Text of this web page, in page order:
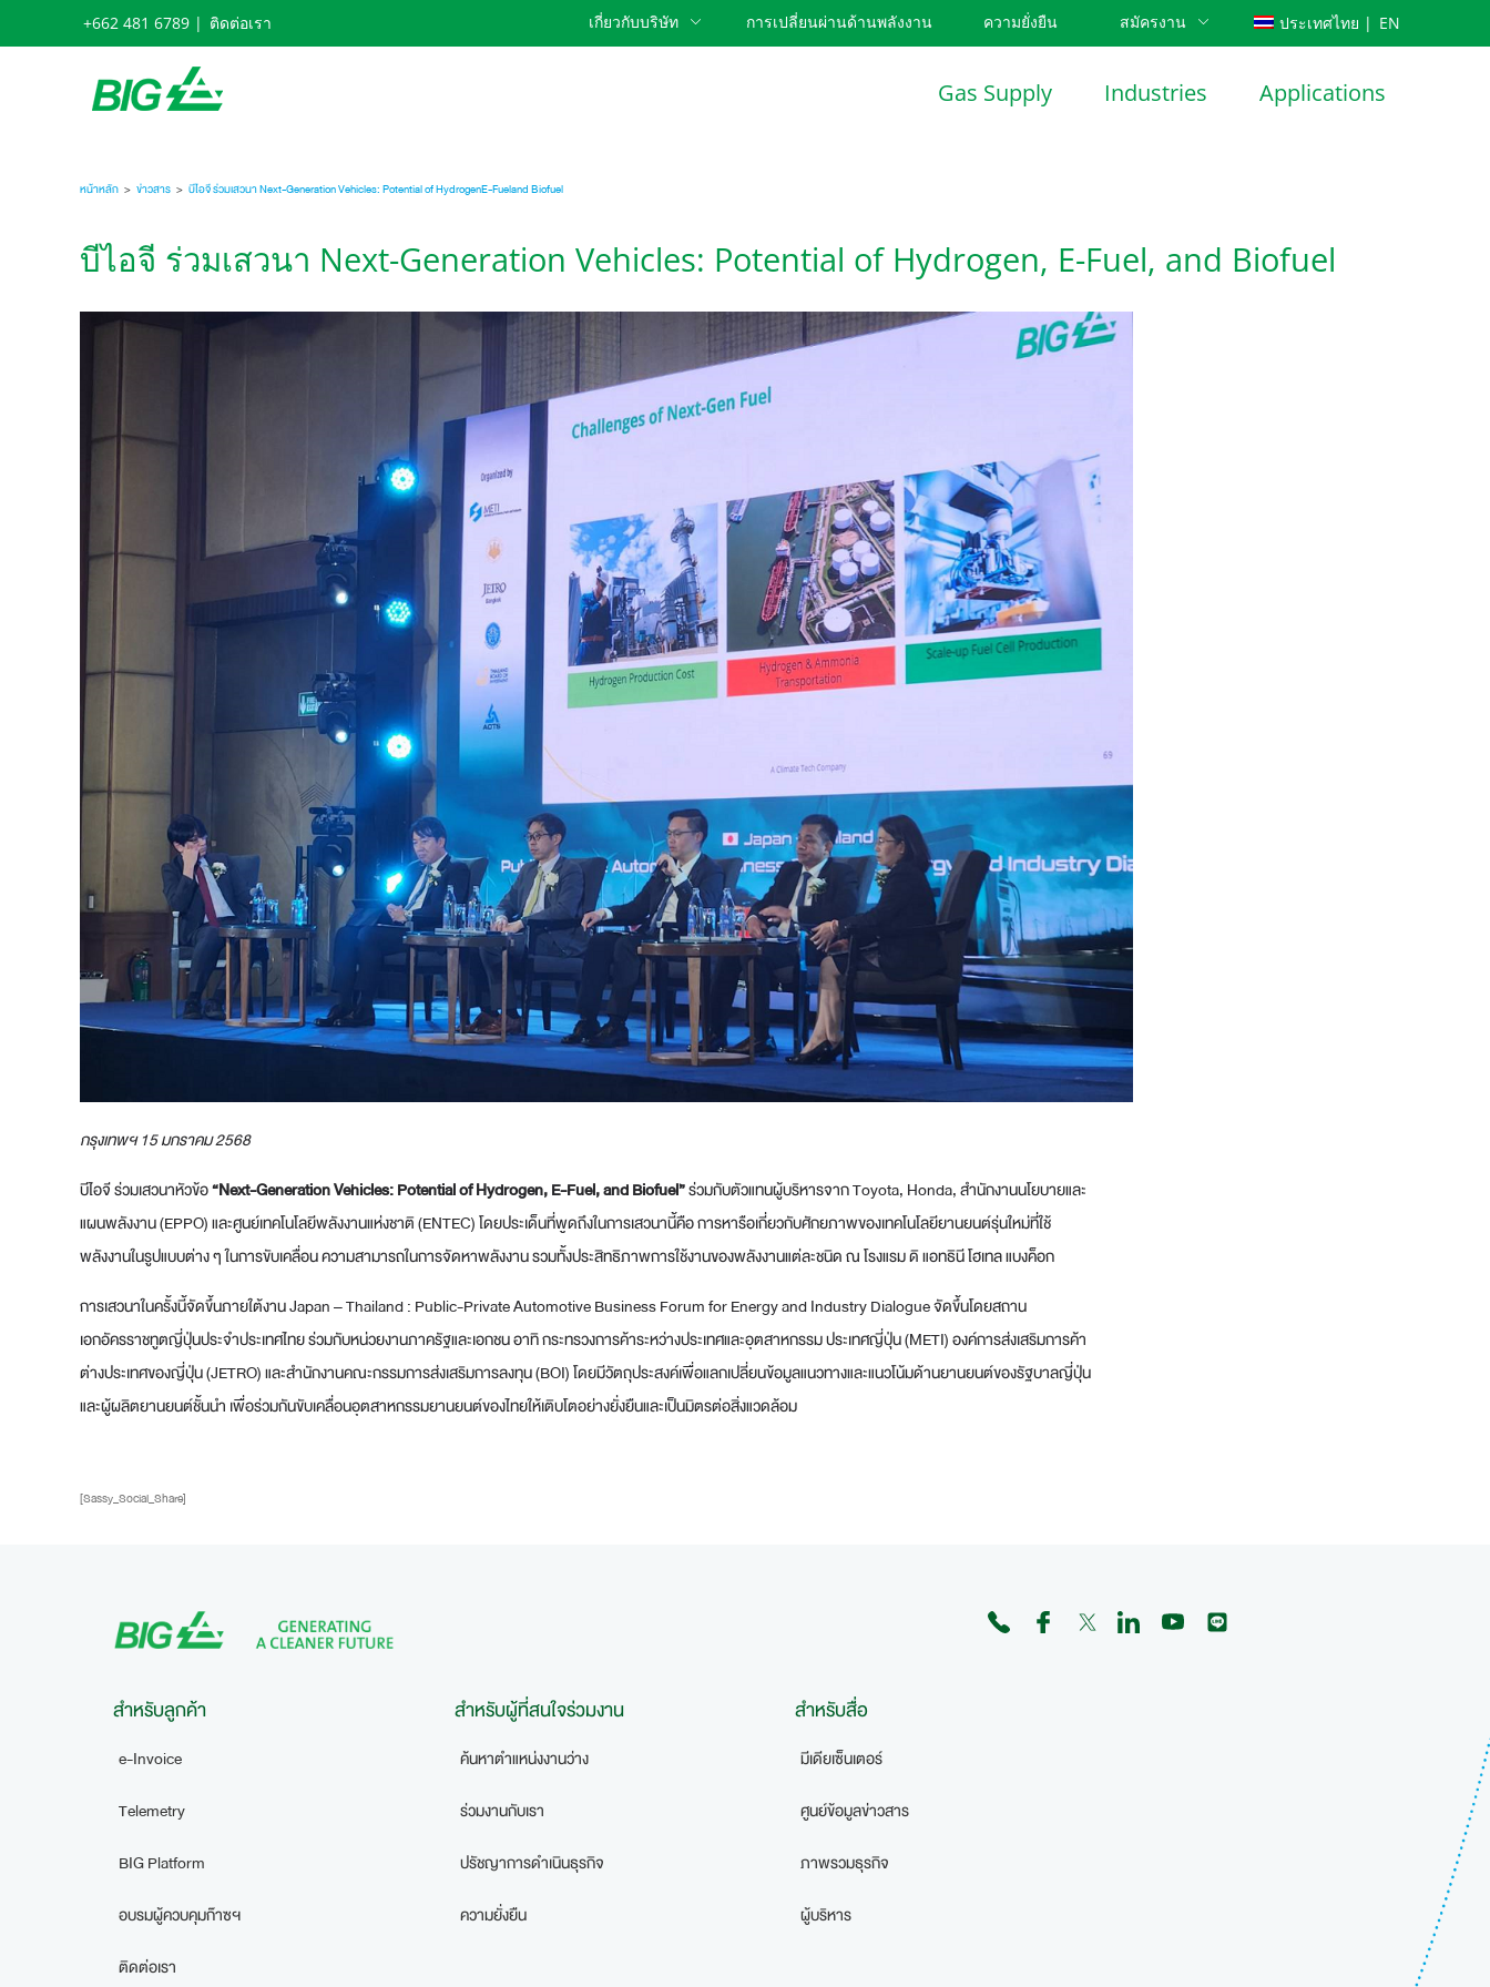
+662 481 6789 | ติดต่อเรา เกี่ยวกับบริษัท การเปลี่ยนผ่านด้านพลังงาน ความยั่งยืน สมัครงาน ประเทศไทย | EN
Gas Supply Industries Applications
หน้าหลัก > ข่าวสาร > บีไอจี ร่วมเสวนา Next-Generation Vehicles: Potential of HydrogenE-Fueland Biofuel
บีไอจี ร่วมเสวนา Next-Generation Vehicles: Potential of Hydrogen, E-Fuel, and Biofuel
กรุงเทพฯ 15 มกราคม 2568
บีไอจี ร่วมเสวนาหัวข้อ“Next-Generation Vehicles: Potential of Hydrogen, E-Fuel, and Biofuel”ร่วมกับตัวแทนผู้บริหารจาก Toyota, Honda, สำนักงานนโยบายและ
แผนพลังงาน (EPPO) และศูนย์เทคโนโลยีพลังงานแห่งชาติ (ENTEC) โดยประเด็นที่พูดถึงในการเสวนานี้คือ การหารือเกี่ยวกับศักยภาพของเทคโนโลยียานยนต์รุ่นใหม่ที่ใช้
พลังงานในรูปแบบต่าง ๆ ในการขับเคลื่อน ความสามารถในการจัดหาพลังงาน รวมทั้งประสิทธิภาพการใช้งานของพลังงานแต่ละชนิด ณ โรงแรม ดิ แอทธินี โฮเทล แบงค็อก
การเสวนาในครั้งนี้จัดขึ้นภายใต้งาน Japan – Thailand : Public-Private Automotive Business Forum for Energy and Industry Dialogue จัดขึ้นโดยสถาน
เอกอัครราชทูตญี่ปุ่นประจำประเทศไทย ร่วมกับหน่วยงานภาครัฐและเอกชน อาทิ กระทรวงการค้าระหว่างประเทศและอุตสาหกรรม ประเทศญี่ปุ่น (METI) องค์การส่งเสริมการค้า
ต่างประเทศของญี่ปุ่น (JETRO) และสำนักงานคณะกรรมการส่งเสริมการลงทุน (BOI) โดยมีวัตถุประสงค์เพื่อแลกเปลี่ยนข้อมูลแนวทางและแนวโน้มด้านยานยนต์ของรัฐบาลญี่ปุ่น
และผู้ผลิตยานยนต์ชั้นนำ เพื่อร่วมกันขับเคลื่อนอุตสาหกรรมยานยนต์ของไทยให้เติบโตอย่างยั่งยืนและเป็นมิตรต่อสิ่งแวดล้อม
[Sassy_Social_Share]
สำหรับลูกค้า
e-Invoice
Telemetry
BIG Platform
อบรมผู้ควบคุมก๊าซฯ
ติดต่อเรา
สำหรับผู้ที่สนใจร่วมงาน
ค้นหาตำแหน่งงานว่าง
ร่วมงานกับเรา
ปรัชญาการดำเนินธุรกิจ
ความยั่งยืน
สำหรับสื่อ
มีเดียเซ็นเตอร์
ศูนย์ข้อมูลข่าวสาร
ภาพรวมธุรกิจ
ผู้บริหาร